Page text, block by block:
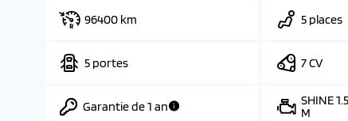
96400 km 5 places
5 portes 7 CV
Garantie de 1 an
SHINE
M